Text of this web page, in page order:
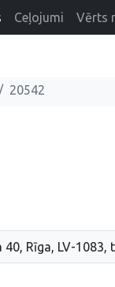
Ceļojumi Vērts
20542
Rīga, LV-1083,